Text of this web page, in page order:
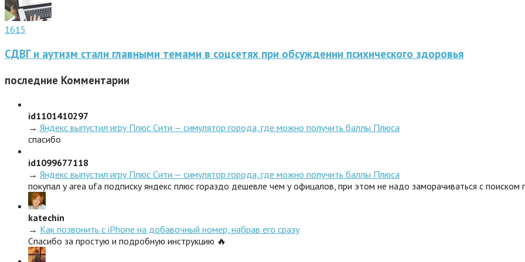
1615
СДВГ и аутизм стали главными темами в соцсетях при обсуждении психического здоровья
последние Комментарии
id1101410297
→ Яндекс выпустил игру Плюс Сити — симулятор города, где можно получить баллы Плюса
спасибо
id1099677118
→ Яндекс выпустил игру Плюс Сити — симулятор города, где можно получить баллы Плюса
покупал у area ufa подписку яндекс плюс гораздо дешевле чем у офицалов, при этом не надо заморачиваться с поиском
katechin
→ Как позвонить с iPhone на добавочный номер, набрав его сразу
Спасибо за простую и подробную инструкцию 🔥